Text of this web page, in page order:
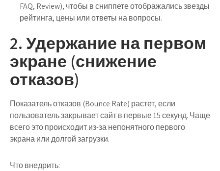
FAQ, Review), чтобы в сниппете отображались звезды
рейтинга, цены или ответы на вопросы.
2. Удержание на первом
экране (снижение
отказов)
Показатель отказов (Bounce Rate) растет, если
пользователь закрывает сайт в первые 15 секунд. Чаще
всего это происходит из-за непонятного первого
экрана или долгой загрузки.
Что внедрить: